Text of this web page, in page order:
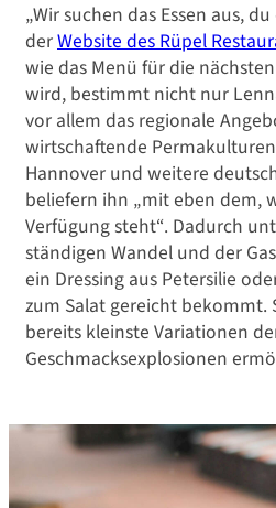
„Wir suchen das Essen aus,
derWebsite des Rüpel
wie das Menü für die
wird, bestimmt nicht nur
vor allem das regionale
wirtschaftende
Hannover und weitere
beliefern ihn „mit eben dem,
Verfügung steht“. Dadurch
ständigen Wandel und der
ein Dressing aus Petersilie
zum Salat gereicht bekommt.
bereits kleinste Variationen
Geschmacksexplosionen